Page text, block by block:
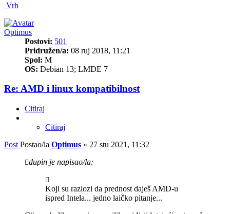
Vrh
Optimus
Postovi: 501
Pridružen/a: 08 ruj 2018, 11:21
Spol: M
OS: Debian 13; LMDE 7
Re: AMD i linux kompatibilnost
Citiraj
Citiraj
Post Postao/la Optimus » 27 stu 2021, 11:32
dupin je napisao/la:
Koji su razlozi da prednost daješ AMD-u
ispred Intela... jedno laičko pitanje...